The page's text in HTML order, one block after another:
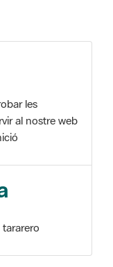
les
al nostre web
tararero